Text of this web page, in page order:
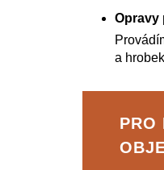
Opravy
a
PRO